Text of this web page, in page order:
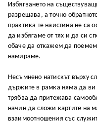
Избягването на
разрешава, а точно
практика те наистина не
да избягаме от тях и да си
обаче да откажем да поемем
намираме.
Несъмнено натискът върху
държите в рамка няма да ви
трябва да притежава
начин да сложи картите на
взаимоотношения със